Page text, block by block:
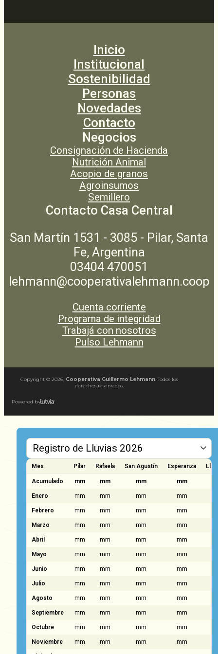
Inicio
Institucional
Sostenibilidad
Personas
Novedades
Contacto
Negocios
Consignación de Hacienda
Nutrición Animal
Acopio de granos
Agroinsumos
Semillero
Contacto Casa Central
San Martín 1531 - 3085 - Pilar, Santa
Fe, Argentina
03404 470051
lehmann@cooperativalehmann.coop
Cuenta corriente
Programa de integridad
Trabajá con nosotros
Pulso Lehmann
Copyright © 2026 Cooperativa Guillermo Lehmann . Todos los
derechos reservados.
Powered by
Mes Pilar Rafaela San Agustín Esperanza
Acumulado mm mm mm mm
Enero mm mm mm mm
Febrero mm mm mm mm
Marzo mm mm mm mm
Abril mm mm mm mm
Mayo mm mm mm mm
Junio mm mm mm mm
Julio mm mm mm mm
Agosto mm mm mm mm
Septiembre mm mm mm mm
Octubre mm mm mm mm
Noviembre mm mm mm mm